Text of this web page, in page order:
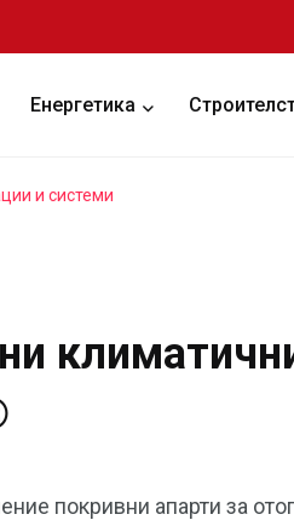
Енергетика
и системи
покривни апарти за